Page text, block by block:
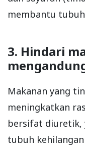
membantu
3. Hindari
Makanan yang
meningkatkan
bersifat diuretik,
tubuh